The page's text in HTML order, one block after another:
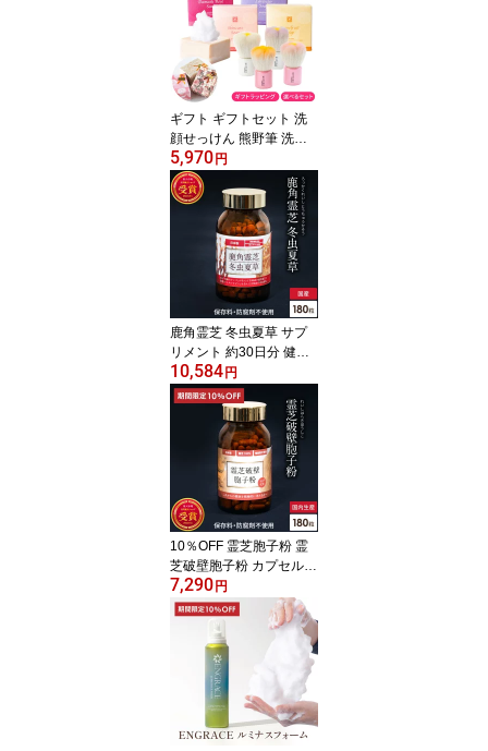
顔石鹸 泡 無添加 ギフト
プレゼント 北海道 弱ア
ルカリ性 手洗い 石けん
肌に優しい 日本製 クス
ミ 角質
ギフト ギフトセット 洗
顔せっけん 熊野筆 洗顔
ブラシ 洗顔筆 化粧筆 プ
レゼント 誕生日プレゼン
ト 贈り物 女性 女友達 30
代 40代 50代 60代 70代
80歳 石鹸 洗顔 フェイス
ブラシ メイクブラシ 可
愛い 熊の筆 化粧品 熊野
広島 晃祐堂 KOYUDO 敬
老の日
5,970 円
鹿角霊芝 冬虫夏草 サプ
リメント 約30日分 健康
食品 無添加 国産 人気 木
村秋則 奇跡のリンゴ れ
いし 霊芝 錠剤 粒状 天然
免疫 β-グルカン β-D-グ
ルカン βグルカン ベータ
グルカン 霊芝サプリ レ
イシ 菌活 疲れ 肝臓 花粉
健康
10,584 円
10％OFF 霊芝胞子粉 霊
芝破壁胞子粉 カプセル
約30日分 破壁霊芝胞子
粉 霊芝100% 無添加 人
気 サプリメント パウダ
ー れいし 霊芝 靈芝 胞子
粉末 天然 β-D-グルカン
ベータグルカン ギフト
贈り物 粒状 レイシ エイ
ジングケア
7,290 円